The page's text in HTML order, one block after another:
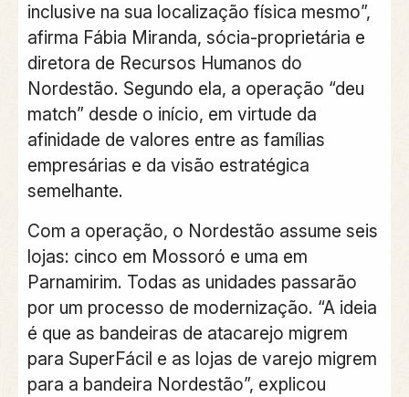
inclusive na sua localização física mesmo”,
afirma Fábia Miranda, sócia-proprietária e
diretora de Recursos Humanos do
Nordestão. Segundo ela, a operação “deu
match” desde o início, em virtude da
afinidade de valores entre as famílias
empresárias e da visão estratégica
semelhante.
Com a operação, o Nordestão assume seis
lojas: cinco em Mossoró e uma em
Parnamirim. Todas as unidades passarão
por um processo de modernização. “A ideia
é que as bandeiras de atacarejo migrem
para SuperFácil e as lojas de varejo migrem
para a bandeira Nordestão”, explicou